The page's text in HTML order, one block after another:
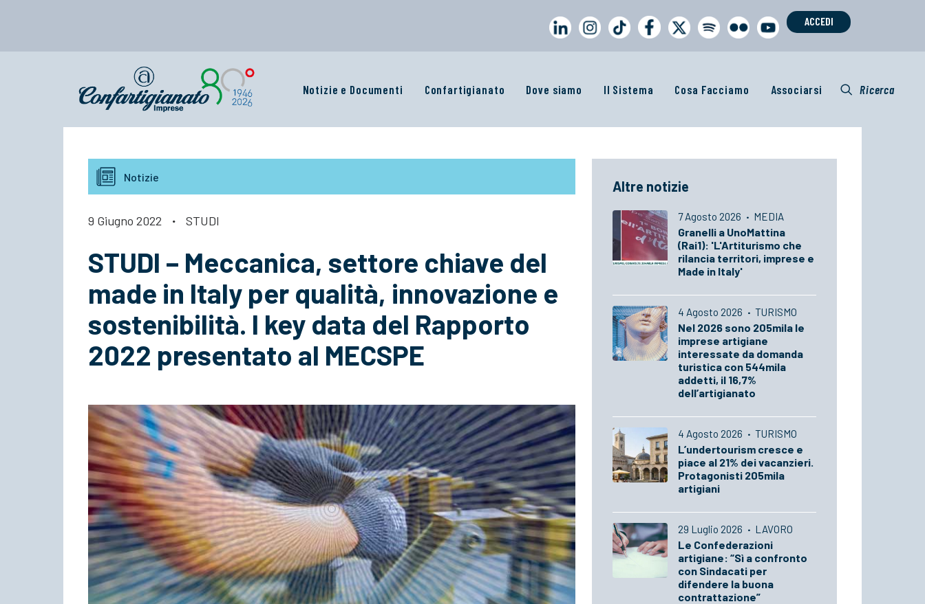
ACCEDI
Notizie e Documenti Confartigianato Dove siamo Il Sistema Cosa Facciamo Associarsi Ricerca
Notizie
9 Giugno 2022 · STUDI
STUDI – Meccanica, settore chiave del
made in Italy per qualità, innovazione e
sostenibilità. I key data del Rapporto
2022 presentato al MECSPE
Altre notizie
7 Agosto 2026 · MEDIA
Granelli a UnoMattina
(Rai1): 'L'Artiturismo che
rilancia territori, imprese e
Made in Italy'
4 Agosto 2026 · TURISMO
Nel 2026 sono 205mila le
imprese artigiane
interessate da domanda
turistica con 544mila
addetti, il 16,7%
dell’artigianato
4 Agosto 2026 · TURISMO
L’undertourism cresce e
piace al 21% dei vacanzieri.
Protagonisti 205mila
artigiani
29 Luglio 2026 · LAVORO
Le Confederazioni
artigiane: “Sì a confronto
con Sindacati per
difendere la buona
contrattazione”